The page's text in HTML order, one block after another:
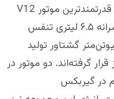
مونوکوک فیبرکربنی ساخته شده و به قدرتمندترین موتور V12
تاریخ لامبورگینی مجهز است. این پیشرانه ۶.۵ لیتری تنفس
۸۲۴ اسب‌بخار قدرت و ۷۲۵ نیوتن‌متر گشتاور تولید
گرفته‌اند. دو موتور در
در گیربکس